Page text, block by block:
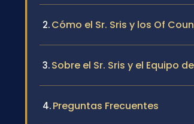
Cómo el Sr. Sris y los Of
Sobre el Sr. Sris y el Equipo
Preguntas Frecuentes